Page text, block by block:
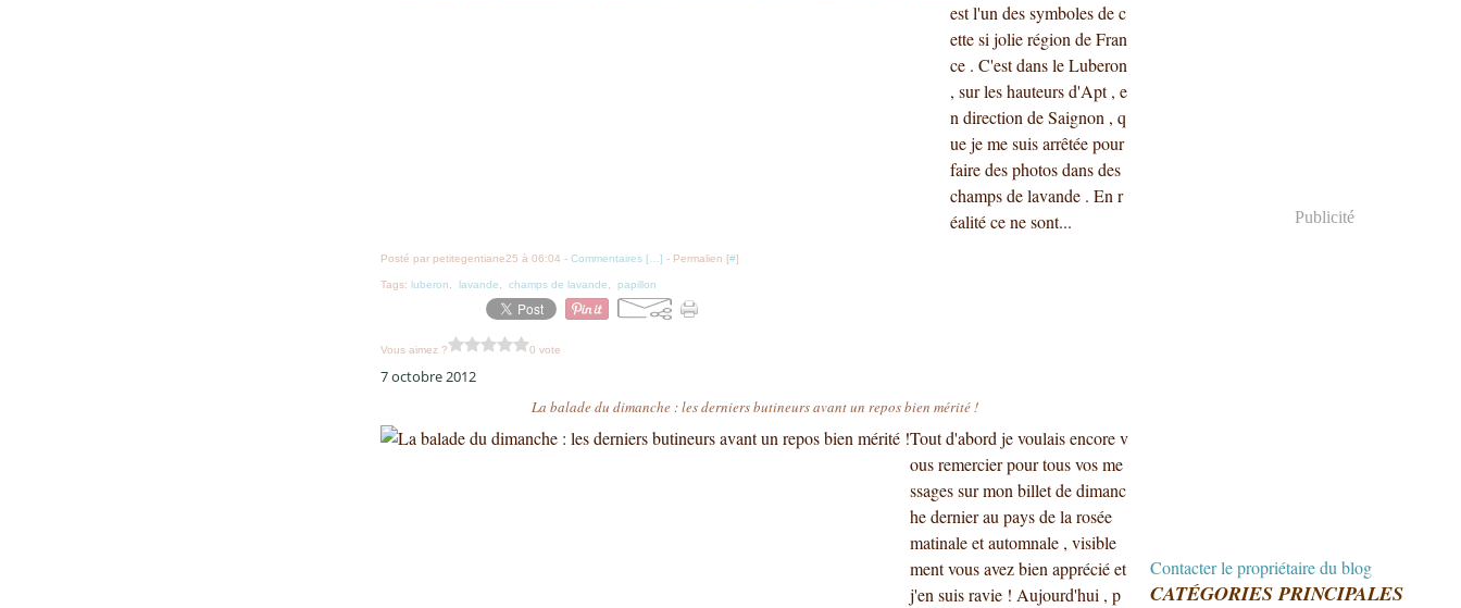
est l'un des symboles de c
ette si jolie région de Fran
ce . C'est dans le Luberon
, sur les hauteurs d'Apt , e
n direction de Saignon , q
ue je me suis arrêtée pour
faire des photos dans des
champs de lavande . En r
éalité ce ne sont...
Posté par petitegentiane25 à 06:04 - Commentaires [ ] - Permalien [#]
Tags: luberon lavande champs de lavande papillon
Vous aimez ? 0 vote
7 octobre 2012
La balade du dimanche : les derniers butineurs avant un repos bien mérité !
Tout d'abord je voulais encore v
ous remercier pour tous vos me
ssages sur mon billet de dimanc
he dernier au pays de la rosée
matinale et automnale , visible
ment vous avez bien apprécié et
j'en suis ravie ! Aujourd'hui , p
Publicité
Contacter le propriétaire du blog
CATÉGORIES PRINCIPALES